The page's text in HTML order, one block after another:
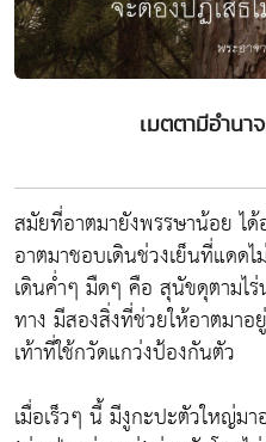
เมตตามีอำนา
สมัยที่อาตมายังพรรษาน้อย ไ
อาตมาชอบเดินช่วงเย็นที่แดด
เดินค่ำๆ มืดๆ คือ สุนัขดุตามไ
ทาง มีสองสิ่งที่ช่วยให้อาตมา
เท้าที่ใช้กวัดแกว่งป้องกันตัว
เมื่อเร็วๆ นี้ มีงูกะปะตัวใหญ่ม